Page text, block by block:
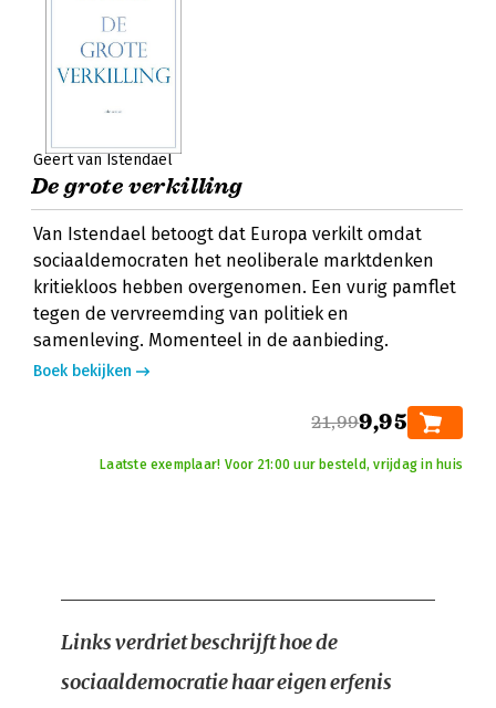
Geert van Istendael
De grote verkilling
Van Istendael betoogt dat Europa verkilt omdat
sociaaldemocraten het neoliberale marktdenken
kritiekloos hebben overgenomen. Een vurig pamflet
tegen de vervreemding van politiek en
samenleving. Momenteel in de aanbieding.
Boek bekijken
21,999,95
Laatste exemplaar! Voor 21:00 uur besteld, vrijdag in huis
Links verdriet beschrijft hoe de
sociaaldemocratie haar eigen erfenis